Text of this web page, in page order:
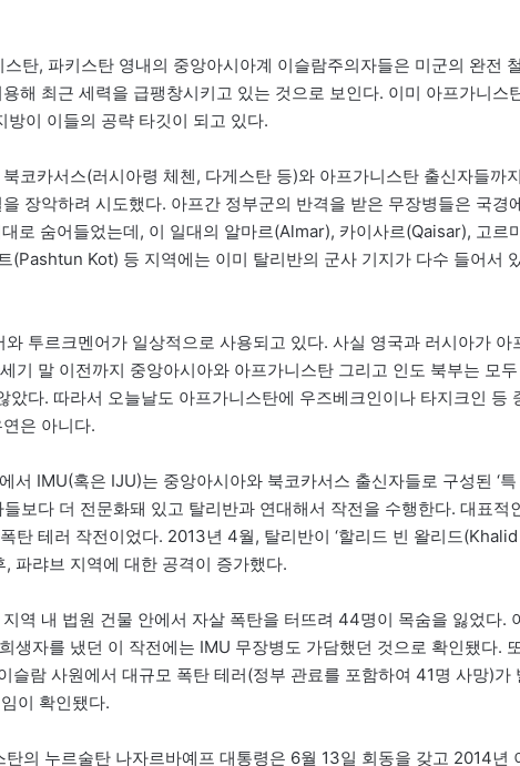
탄, 파키스탄 영내의 중앙아시아계 이슬람주의자들은 미군의 완전 철
해 최근 세력을 급팽창시키고 있는 것으로 보인다. 이미 아프가니스
이 이들의 공략 타깃이 되고 있다.
코카서스(러시아령 체첸, 다게스탄 등)와 아프가니스탄 출신자들까지
장악하려 시도했다. 아프간 정부군의 반격을 받은 무장병들은 국경
로 숨어들었는데, 이 일대의 알마르(Almar), 카이사르(Qaisar), 고르
Kot) 등 지역에는 이미 탈리반의 군사 기지가 다수 들어서
투르크멘어가 일상적으로 사용되고 있다. 사실 영국과 러시아가 아
기 말 이전까지 중앙아시아와 아프가니스탄 그리고 인도 북부는 모두
다. 따라서 오늘날도 아프가니스탄에 우즈베크인이나 타지크인 등
은 아니다.
서 IMU(혹은 IJU)는 중앙아시아와 북코카서스 출신자들로 구성된 ‘특
보다 더 전문화돼 있고 탈리반과 연대해서 작전을 수행한다. 대표적
탄 테러 작전이었다. 2013년 4월, 탈리반이 ‘할리드 빈 왈리드(Khalid
파랴브 지역에 대한 공격이 증가했다.
역 내 법원 건물 안에서 자살 폭탄을 터뜨려 44명이 목숨을 잃었다.
생자를 냈던 이 작전에는 IMU 무장병도 가담했던 것으로 확인됐다.
슬람 사원에서 대규모 폭탄 테러(정부 관료를 포함하여 41명 사망)가
이 확인됐다.
의 누르술탄 나자르바예프 대통령은 6월 13일 회동을 갖고 2014년